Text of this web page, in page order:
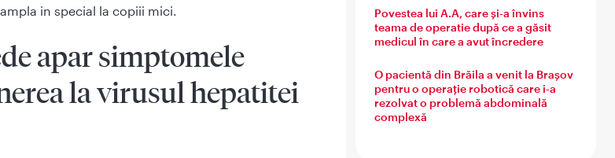
in special la copiii mici.
apar simptomele
la virusul hepatitei
Povestea lui A.A, care și-a învins
teama de operatie după ce a găsit
medicul în care a avut încredere
O pacientă din Brăila a venit la Brașov
pentru o operație robotică care i-a
rezolvat o problemă abdominală
complexă